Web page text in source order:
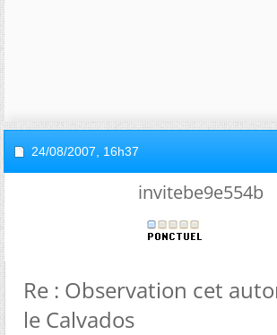
24/08/2007, 16h37
invitebe9e554b
Re : Observation cet
le Calvados